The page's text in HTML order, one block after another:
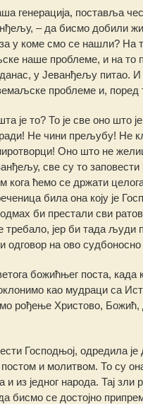
генерација, поставља
– да бисмо добили
у коме смо се нашли?
наше проблеме, и на то
данас, у Јеванђељу питао.
проблеме и, поред
је то? То је све оно
Не чини прељубу! Не
Оно што не
све су то
кога ћемо се држати
била она коју је
би престали сви
требало, јер би тада људи
одговор на ово
божићњег поста,
као мудраци са
рођење Христово, Божић,
Господњој, одредила
и молитвом. То су
и из једног народа. Тај
бисмо се достојно